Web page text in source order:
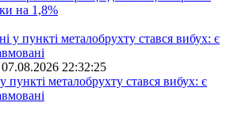
на 1,8%
07.08.2026 22:32:25
металобрухту стався вибух: є